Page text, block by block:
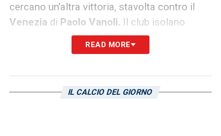
cercano un’altra vittoria, stavolta contro il
Venezia di Paolo Vanoli. Il club isolano
chiama a raccolta i propri tifosi: nella
giornata di domani, l’allenamento sarà aperto
dalle ore 10:15. Il Cagliari chiede il massimo
READ MORE
IL CALCIO DEL GIORNO